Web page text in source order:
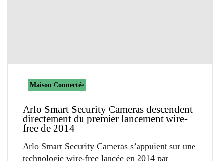
Maison Connectée
Arlo Smart Security Cameras descendent
directement du premier lancement wire-
free de 2014
Arlo Smart Security Cameras s’appuient sur une
technologie wire-free lancée en 2014 par